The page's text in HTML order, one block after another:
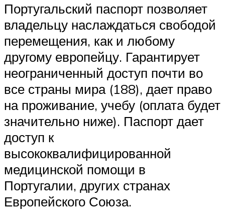
Португальский паспорт позволяет
владельцу наслаждаться свободой
перемещения, как и любому
другому европейцу. Гарантирует
неограниченный доступ почти во
все страны мира (188), дает право
на проживание, учебу (оплата будет
значительно ниже). Паспорт дает
доступ к
высококвалифицированной
медицинской помощи в
Португалии, других странах
Европейского Союза.